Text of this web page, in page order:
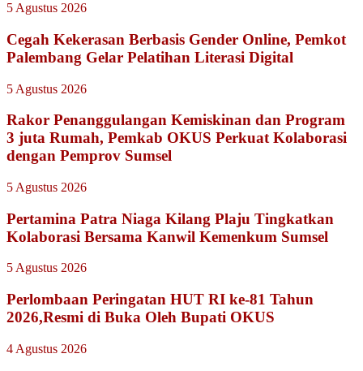
5 Agustus 2026
Cegah Kekerasan Berbasis Gender Online, Pemkot
Palembang Gelar Pelatihan Literasi Digital
5 Agustus 2026
Rakor Penanggulangan Kemiskinan dan Program
3 juta Rumah, Pemkab OKUS Perkuat Kolaborasi
dengan Pemprov Sumsel
5 Agustus 2026
Pertamina Patra Niaga Kilang Plaju Tingkatkan
Kolaborasi Bersama Kanwil Kemenkum Sumsel
5 Agustus 2026
Perlombaan Peringatan HUT RI ke-81 Tahun
2026,Resmi di Buka Oleh Bupati OKUS
4 Agustus 2026